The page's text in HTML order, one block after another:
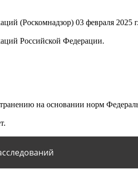
(Роскомнадзор) 03 февраля 2025 г.
Российской Федерации.
на основании норм